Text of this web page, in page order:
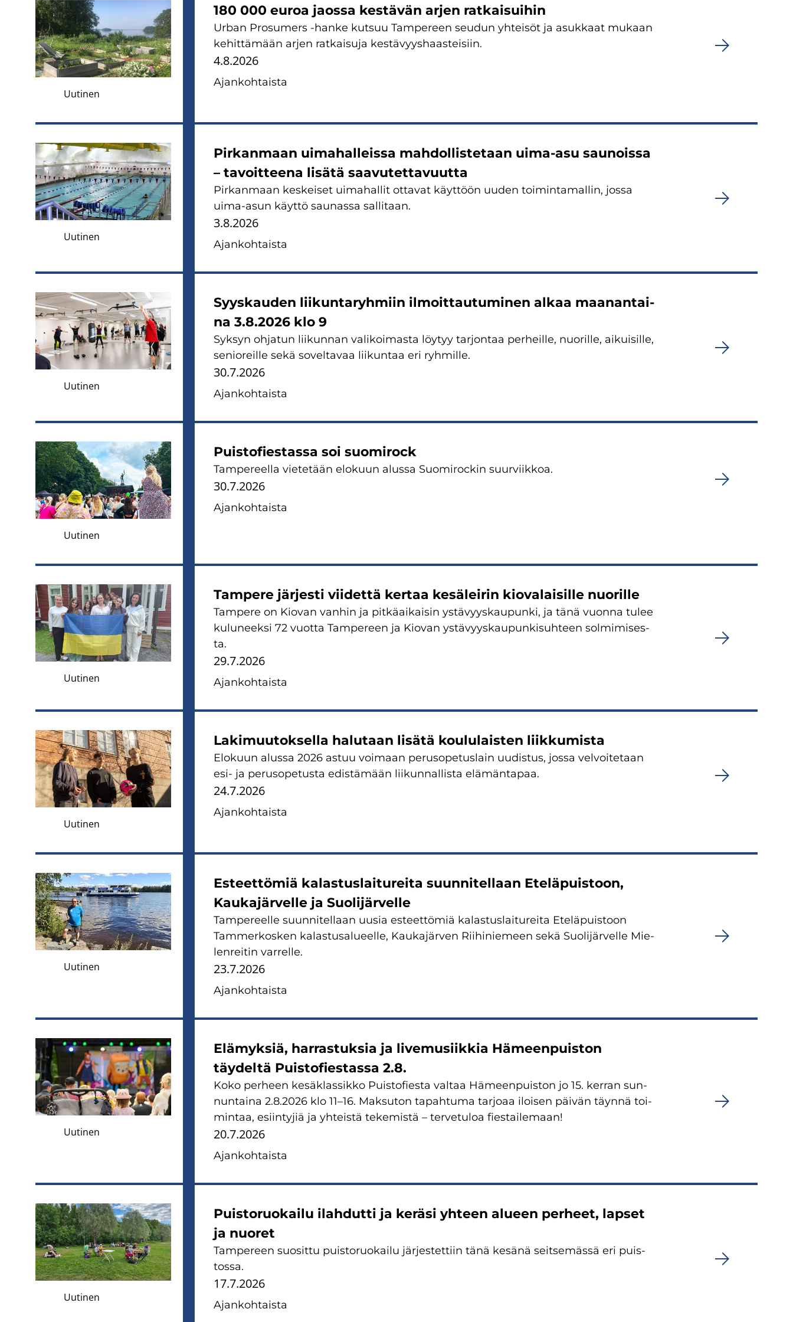
Uutinen
180 000 euroa jaos­sa kes­tä­vän arjen rat­kai­sui­hin
Urban Pro­su­mers -​hanke kut­suu Tam­pe­reen seu­dun yh­tei­söt ja asuk­kaat mu­kaan
ke­hit­tä­mään arjen rat­kai­su­ja kes­tä­vyys­haas­tei­siin.
4.8.2026
Ajan­koh­tais­ta
Uutinen
Pir­kan­maan ui­ma­hal­leis­sa mah­dol­lis­te­taan uima-​asu sau­nois­sa
– ta­voit­tee­na li­sä­tä saa­vu­tet­ta­vuut­ta
Pir­kan­maan kes­kei­set ui­ma­hal­lit ot­ta­vat käyt­töön uuden toi­min­ta­mal­lin, jossa
uima-​asun käyt­tö sau­nas­sa sal­li­taan.
3.8.2026
Ajan­koh­tais­ta
Uutinen
Syys­kau­den lii­kun­ta­ryh­miin il­moit­tau­tu­mi­nen alkaa maa­nan­tai­
na 3.8.2026 klo 9
Syk­syn oh­ja­tun lii­kun­nan va­li­koi­mas­ta löy­tyy tar­jon­taa per­heil­le, nuo­ril­le, ai­kui­sil­le,
se­nio­reil­le sekä so­vel­ta­vaa lii­kun­taa eri ryh­mil­le.
30.7.2026
Ajan­koh­tais­ta
Uutinen
Puis­to­fies­tas­sa soi suo­mi­rock
Tam­pe­reel­la vie­te­tään elo­kuun alus­sa Suo­mi­roc­kin suur­viik­koa.
30.7.2026
Ajan­koh­tais­ta
Uutinen
Tam­pe­re jär­jes­ti vii­det­tä ker­taa ke­sä­lei­rin kio­va­lai­sil­le nuo­ril­le
Tam­pe­re on Kio­van van­hin ja pit­kä­ai­kai­sin ys­tä­vyys­kau­pun­ki, ja tänä vuon­na tulee
ku­lu­neek­si 72 vuot­ta Tam­pe­reen ja Kio­van ys­tä­vyys­kau­pun­ki­suh­teen sol­mi­mi­ses­
ta.
29.7.2026
Ajan­koh­tais­ta
Uutinen
La­ki­muu­tok­sel­la ha­lu­taan li­sä­tä kou­lu­lais­ten liik­ku­mis­ta
Elo­kuun alus­sa 2026 astuu voi­maan pe­rus­o­pe­tus­lain uu­dis­tus, jossa vel­voi­te­taan
esi- ja pe­rus­o­pe­tus­ta edis­tä­mään lii­kun­nal­lis­ta elä­män­ta­paa.
24.7.2026
Ajan­koh­tais­ta
Uutinen
Es­teet­tö­miä ka­las­tus­lai­tu­rei­ta suun­ni­tel­laan Ete­lä­puis­toon,
Kau­ka­jär­vel­le ja Suo­li­jär­vel­le
Tam­pe­reel­le suun­ni­tel­laan uusia es­teet­tö­miä ka­las­tus­lai­tu­rei­ta Ete­lä­puis­toon
Tam­mer­kos­ken ka­las­tusa­lu­eel­le, Kau­ka­jär­ven Rii­hi­nie­meen sekä Suo­li­jär­vel­le Mie­
len­rei­tin var­rel­le.
23.7.2026
Ajan­koh­tais­ta
Uutinen
Elä­myk­siä, har­ras­tuk­sia ja live‌musiikkia Hä­meen­puis­ton
‌täydeltä Puis­to­fies­tas­sa 2.8.
Koko per­heen ke­säklas­sik­ko Puis­to­fies­ta val­taa Hä­meen­puis­ton jo 15. ker­ran sun­
nun­tai­na 2.8.2026 klo 11–16. Mak­su­ton ta­pah­tu­ma tar­jo­aa iloi­sen päi­vän täyn­nä toi­
min­taa, esiin­ty­jiä ja yh­teis­tä te­ke­mis­tä – ‌tervetuloa fies­tai­le­maan!
20.7.2026
Ajan­koh­tais­ta
Uutinen
Puis­to­ruo­kai­lu ilah­dut­ti ja ke­rä­si yh­teen alu­een per­heet, lap­set
ja nuo­ret
Tam­pe­reen suo­sit­tu puis­to­ruo­kai­lu jär­jes­tet­tiin tänä ke­sä­nä seit­se­mäs­sä eri puis­
tos­sa.
17.7.2026
Ajan­koh­tais­ta